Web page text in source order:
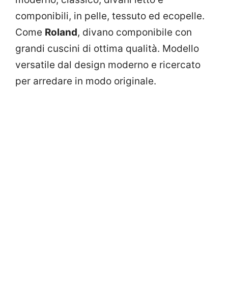
componibili, in pelle, tessuto ed ecopelle.
Come Roland, divano componibile con
grandi cuscini di ottima qualità. Modello
versatile dal design moderno e ricercato
per arredare in modo originale.